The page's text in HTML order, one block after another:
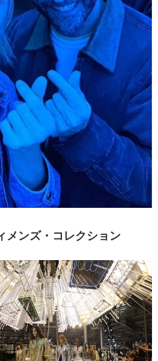
メンズ・コレクション